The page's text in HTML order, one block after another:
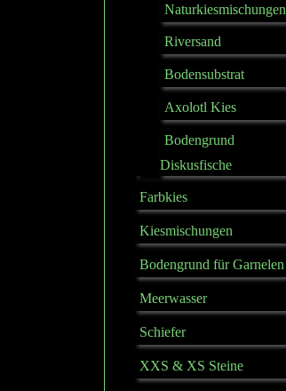
Naturkiesmischungen
Riversand
Bodensubstrat
Axolotl Kies
Bodengrund
Diskusfische
Farbkies
Kiesmischungen
Bodengrund für Garnelen
Meerwasser
Schiefer
XXS & XS Steine